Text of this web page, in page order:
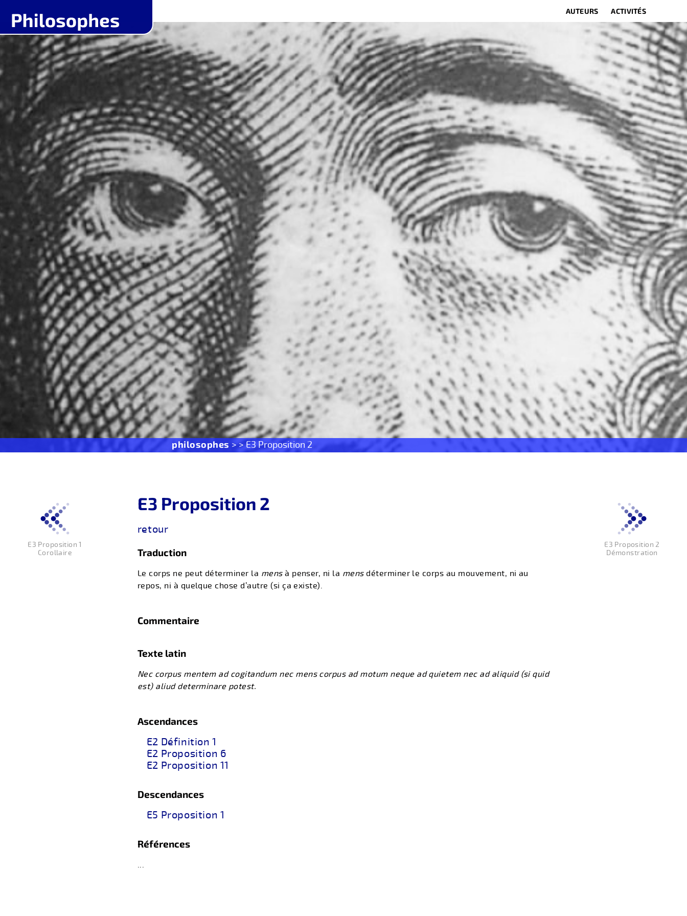
AUTEURS ACTIVITÉS
philosophes > > E3 Proposition 2
E3 Proposition 1
Corollaire
E3 Proposition 2
Démonstration
E3 Proposition 2
retour
Traduction
Le corps ne peut déterminer la mensà penser, ni la mensdéterminer le corps au mouvement, ni au
repos, ni à quelque chose d’autre (si ça existe).
Commentaire
Texte latin
Nec corpus mentem ad cogitandum nec mens corpus ad motum neque ad quietem nec ad aliquid (si quid
est) aliud determinare potest.
Ascendances
E2 Définition 1
E2 Proposition 6
E2 Proposition 11
Descendances
E5 Proposition 1
Références